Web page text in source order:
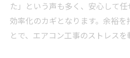
た」という声も多く、安心して
効率化のカギとなります。余裕を
とで、エアコン工事のストレスを